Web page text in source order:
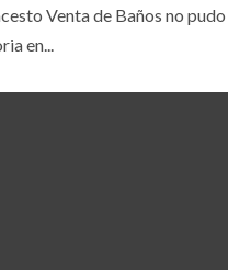
Venta de Baños no
en...